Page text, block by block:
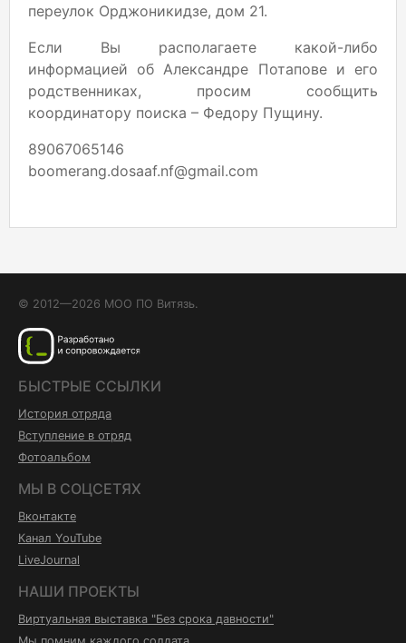
переулок Орджоникидзе, дом 21.
Если Вы располагаете какой-либо
информацией об Александре Потапове и его
родственниках, просим сообщить
координатору поиска – Федору Пущину.
89067065146
boomerang.dosaaf.nf@gmail.com
© 2012—2026 МОО ПО Витязь.
БЫСТРЫЕ ССЫЛКИ
История отряда
Вступление в отряд
Фотоальбом
МЫ В СОЦСЕТЯХ
Вконтакте
Канал YouTube
LiveJournal
НАШИ ПРОЕКТЫ
Виртуальная выставка "Без срока давности"